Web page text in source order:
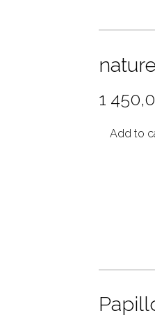
1
Add to